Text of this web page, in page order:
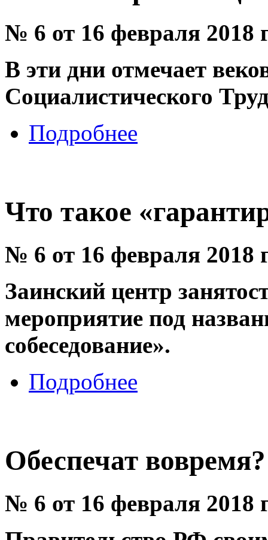
№ 6 от 16 февраля 2018
В эти дни отмечает
Социалистического
Подробнее
Что такое
№ 6 от 16 февраля 2018
Заинский центр
мероприятие под
собеседование».
Подробнее
Обеспечат вовремя?
№ 6 от 16 февраля 2018